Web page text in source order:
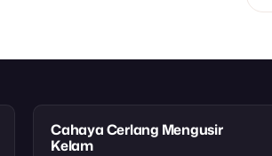
Cahaya Cerlang Mengusir
Kelam